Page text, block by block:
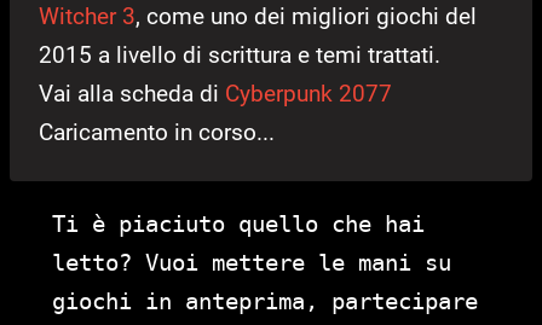
Witcher 3, come uno dei migliori giochi del
2015 a livello di scrittura e temi trattati.
Vai alla scheda di Cyberpunk 2077
Caricamento in corso...
Ti è piaciuto quello che hai
letto? Vuoi mettere le mani su
giochi in anteprima, partecipare